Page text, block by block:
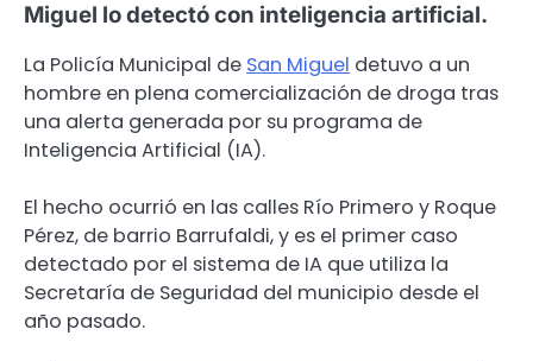
Miguel lo detectó con inteligencia artificial.
La Policía Municipal de San Miguel detuvo a un
hombre en plena comercialización de droga tras
una alerta generada por su programa de
Inteligencia Artificial (IA).
El hecho ocurrió en las calles Río Primero y Roque
Pérez, de barrio Barrufaldi, y es el primer caso
detectado por el sistema de IA que utiliza la
Secretaría de Seguridad del municipio desde el
año pasado.